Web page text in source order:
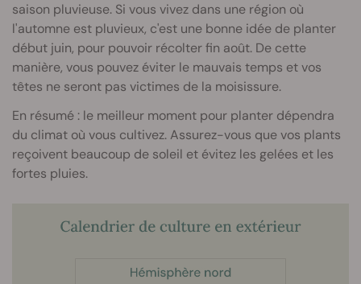
saison pluvieuse. Si vous vivez dans une région où
l'automne est pluvieux, c'est une bonne idée de planter
début juin, pour pouvoir récolter fin août. De cette
manière, vous pouvez éviter le mauvais temps et vos
têtes ne seront pas victimes de la moisissure.
En résumé : le meilleur moment pour planter dépendra
du climat où vous cultivez. Assurez-vous que vos plants
reçoivent beaucoup de soleil et évitez les gelées et les
fortes pluies.